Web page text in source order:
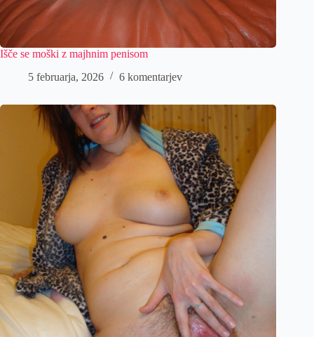
Išče se moški z majhnim penisom
5 februarja, 2026
6 komentarjev